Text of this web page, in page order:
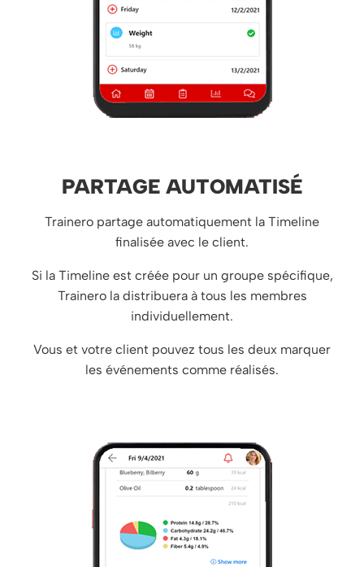
PARTAGE AUTOMATISÉ
Trainero partage automatiquement la Timeline
finalisée avec le client.
Si la Timeline est créée pour un groupe spécifique,
Trainero la distribuera à tous les membres
individuellement.
Vous et votre client pouvez tous les deux marquer
les événements comme réalisés.